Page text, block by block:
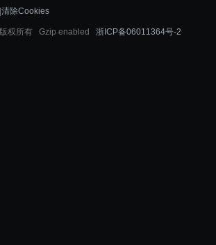
清除Cookies
版权所有 Gzip enabled 浙ICP备06011364号-2